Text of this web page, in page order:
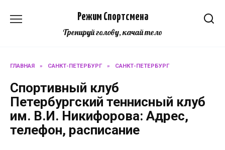
Режим Спортсмена
Тренируй голову, качай тело
ГЛАВНАЯ » САНКТ-ПЕТЕРБУРГ » САНКТ-ПЕТЕРБУРГ
Спортивный клуб
Петербургский теннисный клуб
им. В.И. Никифорова: Адрес,
телефон, расписание